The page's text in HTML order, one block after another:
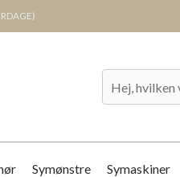
Symønstre Symaskiner